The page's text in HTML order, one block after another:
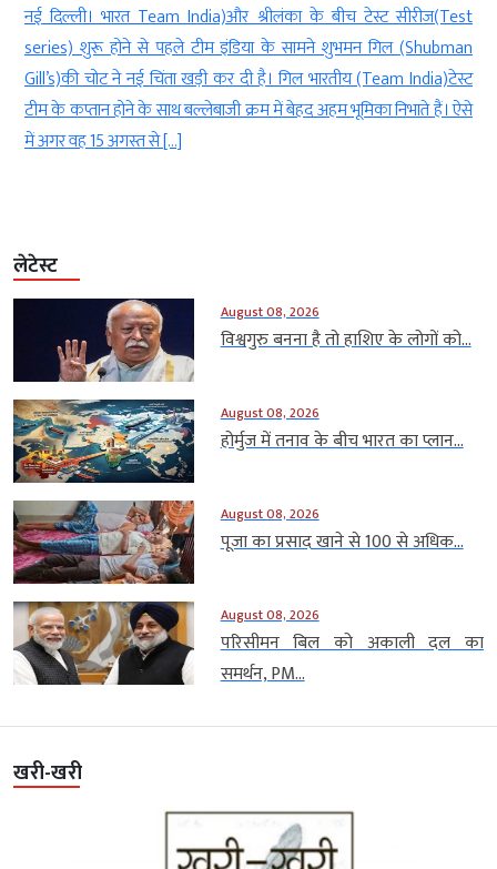
सीरीज(Test
(Shubman
India)टेस्ट
निभाते हैं। ऐसे
नई दिल्ली। भारतीय क्रिकेट टीम के स्टार
wicketkeeper) बल्लेबाज ऋषभ पंत (batsman Rishabh
श्रीलंका(Sri Lanka) दौरे पर हैं लेकिन इसी बीच उनका एक
पोस्ट(social media post) चर्चा का विषय बन गया है। पंत ने
के मुख्यमंत्री पुष्कर सिंह धामी को टैग करते हुए अपने लिए
लेटेस्ट
August 08, 2026
विश्वगुरु बनना है तो हाशिए के लोगों को...
August 08, 2026
होर्मुज में तनाव के बीच भारत का प्लान...
August 08, 2026
पूजा का प्रसाद खाने से 100 से अधिक...
August 08, 2026
परिसीमन बिल को अकाली दल का
समर्थन, PM...
खरी-खरी